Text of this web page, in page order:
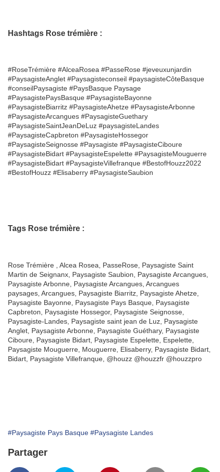
Hashtags Rose trémière :
#RoseTrémière #AlceaRosea #PasseRose #jeveuxunjardin
#PaysagisteAnglet #Paysagisteconseil #paysagisteCôteBasque
#conseilPaysagiste #PaysBasque Paysage
#PaysagistePaysBasque #PaysagisteBayonne
#PaysagisteBiarritz #PaysagisteAhetze #PaysagisteArbonne
#PaysagisteArcangues #PaysagisteGuethary
#PaysagisteSaintJeanDeLuz #paysagisteLandes
#PaysagisteCapbreton #PaysagisteHossegor
#PaysagisteSeignosse #Paysagiste #PaysagisteCiboure
#PaysagisteBidart #PaysagisteEspelette #PaysagisteMouguerre
#PaysagisteBidart #PaysagisteVillefranque #BestofHouzz2022
#BestofHouzz #Elisaberry #PaysagisteSaubion
Tags Rose trémière :
Rose Trémière , Alcea Rosea, PasseRose, Paysagiste Saint
Martin de Seignanx, Paysagiste Saubion, Paysagiste Arcangues,
Paysagiste Arbonne, Paysagiste Arcangues, Arcangues
paysages, Arcangues, Paysagiste Biarritz, Paysagiste Ahetze,
Paysagiste Bayonne, Paysagiste Pays Basque, Paysagiste
Capbreton, Paysagiste Hossegor, Paysagiste Seignosse,
Paysagiste-Landes, Paysagiste saint jean de Luz, Paysagiste
Anglet, Paysagiste Arbonne, Paysagiste Guéthary, Paysagiste
Ciboure, Paysagiste Bidart, Paysagiste Espelette, Espelette,
Paysagiste Mouguerre, Mouguerre, Elisaberry, Paysagiste Bidart,
Bidart, Paysagiste Villefranque, @houzz @houzzfr @houzzpro
#Paysagiste Pays Basque #Paysagiste Landes
Partager